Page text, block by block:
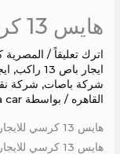
هايس 13 كرسي للايجار الي السويس
اترك تعليقاً / المصرية
ايجار باص 13 راكب
,
شركة باصات, شركة
القاهره / بواسطة car
هايس 13 كرسي للايجار الي السويس 01016549043
هايس 13 كرسي